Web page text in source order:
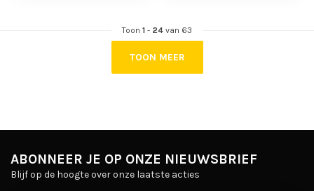
Toon 1 - 24 van 63
TOON MEER
ABONNEER JE OP ONZE NIEUWSBRIEF
Blijf op de hoogte over onze laatste acties